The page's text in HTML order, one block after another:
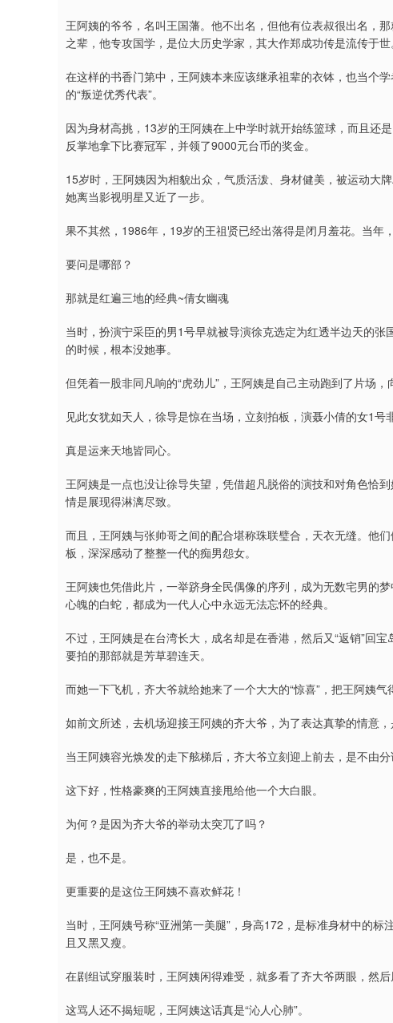
王阿姨的爷爷，名叫王国藩。他不出名，但他有位表叔很出名，
之辈，他专攻国学，是位大历史学家，其大作郑成功传是流传于世
在这样的书香门第中，王阿姨本来应该继承祖辈的衣钵，也当个
的“叛逆优秀代表”。
因为身材高挑，13岁的王阿姨在上中学时就开始练篮球，而且还
反掌地拿下比赛冠军，并领了9000元台币的奖金。
15岁时，王阿姨因为相貌出众，气质活泼、身材健美，被运动大
她离当影视明星又近了一步。
果不其然，1986年，19岁的王祖贤已经出落得是闭月羞花。当年
要问是哪部？
那就是红遍三地的经典~倩女幽魂
当时，扮演宁采臣的男1号早就被导演徐克选定为红透半边天的
的时候，根本没她事。
但凭着一股非同凡响的“虎劲儿”，王阿姨是自己主动跑到了片场，
见此女犹如天人，徐导是惊在当场，立刻拍板，演聂小倩的女1号
真是运来天地皆同心。
王阿姨是一点也没让徐导失望，凭借超凡脱俗的演技和对角色恰
情是展现得淋漓尽致。
而且，王阿姨与张帅哥之间的配合堪称珠联璧合，天衣无缝。他
板，深深感动了整整一代的痴男怨女。
王阿姨也凭借此片，一举跻身全民偶像的序列，成为无数宅男的
心魄的白蛇，都成为一代人心中永远无法忘怀的经典。
不过，王阿姨是在台湾长大，成名却是在香港，然后又“返销”回
要拍的那部就是芳草碧连天。
而她一下飞机，齐大爷就给她来了一个大大的“惊喜”，把王阿姨气
如前文所述，去机场迎接王阿姨的齐大爷，为了表达真挚的情意
当王阿姨容光焕发的走下舷梯后，齐大爷立刻迎上前去，是不由分
这下好，性格豪爽的王阿姨直接甩给他一个大白眼。
为何？是因为齐大爷的举动太突兀了吗？
是，也不是。
更重要的是这位王阿姨不喜欢鲜花！
当时，王阿姨号称“亚洲第一美腿”，身高172，是标准身材中的
且又黑又瘦。
在剧组试穿服装时，王阿姨闲得难受，就多看了齐大爷两眼，然
这骂人还不揭短呢，王阿姨这话真是“沁人心肺”。